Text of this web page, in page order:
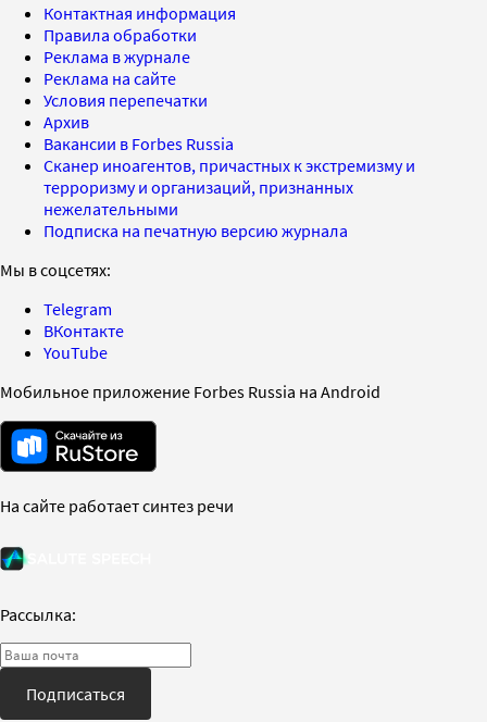
Контактная информация
Правила обработки
Реклама в журнале
Реклама на сайте
Условия перепечатки
Архив
Вакансии в Forbes Russia
Сканер иноагентов, причастных к экстремизму и
терроризму и организаций, признанных
нежелательными
Подписка на печатную версию журнала
Мы в соцсетях:
Telegram
ВКонтакте
YouTube
Мобильное приложение Forbes Russia на Android
На сайте работает синтез речи
Рассылка:
Подписаться